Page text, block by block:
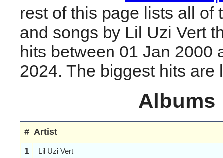
rest of this page lists all of
and songs by Lil Uzi Vert
hits between 01 Jan 2000
2024. The biggest hits are
Albums
# Artist
1
Lil Uzi Vert